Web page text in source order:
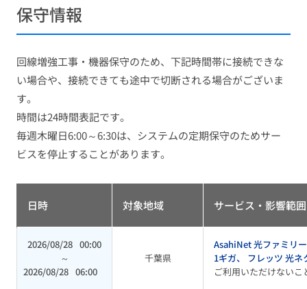
保守情報
回線増強工事・機器保守のため、下記時間帯に接続できな
い場合や、接続できても途中で切断される場合がございま
す。
時間は24時間表記です。
毎週木曜日6:00～6:30は、システムの定期保守のためサー
ビスを停止することがあります。
日時 対象地域 サービス・影響範囲
2026/08/28 00:00
～
2026/08/28 06:00
千葉県
AsahiNet 光ファミリ
1ギガ、 フレッツ 光
ご利用いただけないこ